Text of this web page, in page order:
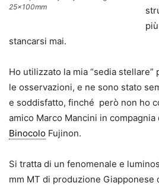
25x100mm
stancarsi mai.
Ho utilizzato la mia “sedia
le osservazioni, e ne sono stato
e soddisfatto, finché però non ho
amico Marco Mancini in
Binocolo Fujinon.
Si tratta di un fenomenale e
mm MT di produzione Giapponese